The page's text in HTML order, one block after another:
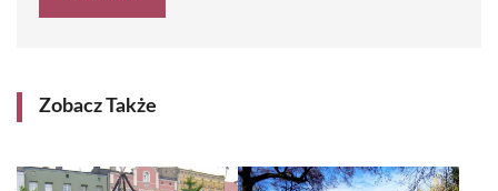
Zobacz Także